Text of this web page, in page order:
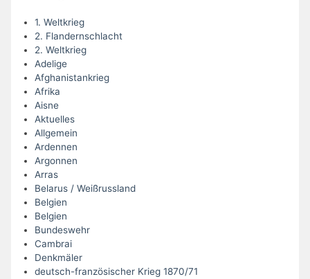
1. Weltkrieg
2. Flandernschlacht
2. Weltkrieg
Adelige
Afghanistankrieg
Afrika
Aisne
Aktuelles
Allgemein
Ardennen
Argonnen
Arras
Belarus / Weißrussland
Belgien
Belgien
Bundeswehr
Cambrai
Denkmäler
deutsch-französischer Krieg 1870/71